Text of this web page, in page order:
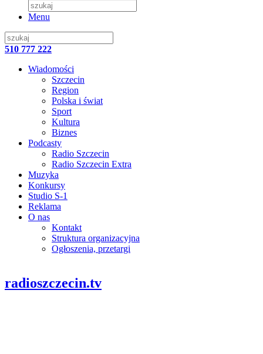
Menu
510 777 222
Wiadomości
Szczecin
Region
Polska i świat
Sport
Kultura
Biznes
Podcasty
Radio Szczecin
Radio Szczecin Extra
Muzyka
Konkursy
Studio S-1
Reklama
O nas
Kontakt
Struktura organizacyjna
Ogłoszenia, przetargi
radioszczecin.tv